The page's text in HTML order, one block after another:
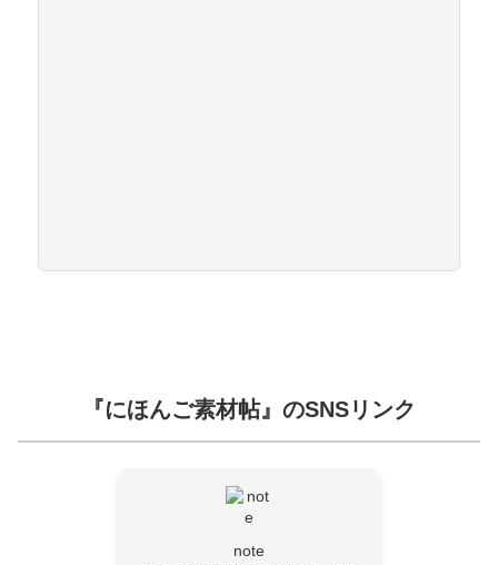
『にほんご素材帖』のSNSリンク
note